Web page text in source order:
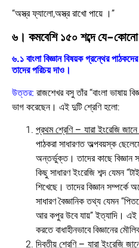
“অস্ত্র ফ্যালো,অস্ত্র রাখো পায়ে ।”
৬। কমবেশি ১৫০ শব্দে যে-
৬.১ বাংলা বিজ্ঞান বিষয়ক গ্রন্থের
তাদের পরিচয় দাও।
উত্তর: রাজশেখর বসু তাঁর “বাংলা ভাষায়
ভাগ করেছেন। এই দুটি শ্রেণি হলো:
প্রথম শ্রেণি – যারা ইংরেজি
পাঠকরা সাধারণত অল্পবয়স্ক
অন্তর্ভুক্ত। তাদের কাছে বিজ্ঞান
কিছু সাধারণ ইংরেজি শব্দ যেমন
শিখেছে। তাদের বিজ্ঞান সম্পর্কে
সাধারণ বৈজ্ঞানিক তথ্য যেমন
আর কপুর উবে যায়” ইত্যাদি। এই
করতে বাধাহীনভাবে বিজ্ঞানের
দ্বিতীয় শ্রেণি – যারা ইংরেজি